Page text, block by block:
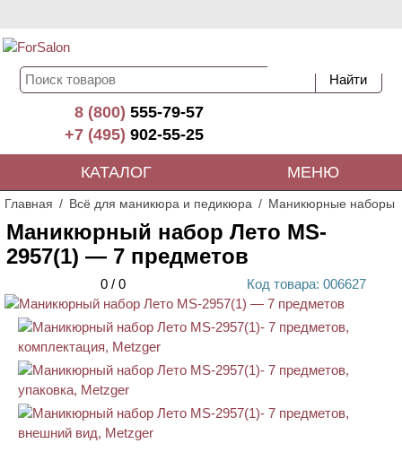
8 (800)555-79-57
+7 (495)902-55-25
КАТАЛОГ МЕНЮ
Главная Всё для маникюра и педикюра Маникюрные наборы
Маникюрный набор Лето MS-
2957(1) — 7 предметов
0 / 0 Код товара: 006627